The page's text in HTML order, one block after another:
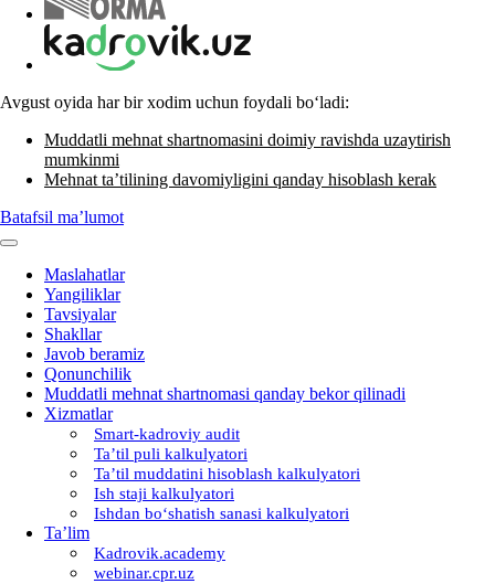
Avgust oyida har bir хodim uchun foydali boʻladi:
Muddatli mehnat shartnomasini doimiy ravishda uzaytirish
mumkinmi
Mehnat ta’tilining davomiyligini qanday hisoblash kerak
Batafsil ma’lumot
Maslahatlar
Yangiliklar
Tavsiyalar
Shakllar
Javob beramiz
Qonunchilik
Muddatli mehnat shartnomasi qanday bekor qilinadi
Xizmatlar
Smart-kadroviy audit
Ta’til puli kalkulyatori
Ta’til muddatini hisoblash kalkulyatori
Ish staji kalkulyatori
Ishdan boʻshatish sanasi kalkulyatori
Ta’lim
Kadrovik.academy
webinar.cpr.uz